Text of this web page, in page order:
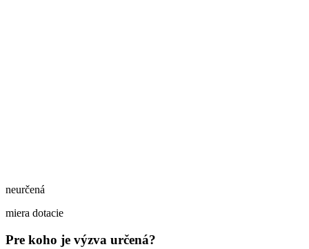
neurčená
miera dotacie
Pre koho je výzva určená?